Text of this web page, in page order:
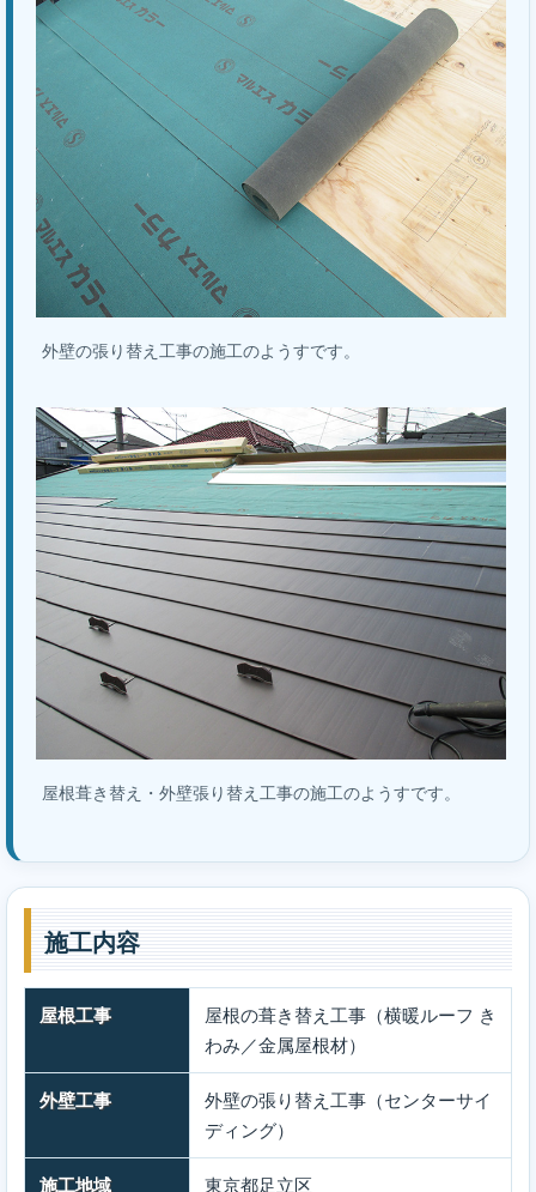
外壁の張り替え工事の施工のようすです。
屋根葺き替え・外壁張り替え工事の施工のようすです。
施工内容
屋根工事
屋根の葺き替え工事（横暖ルーフ き
わみ／金属屋根材）
外壁工事
外壁の張り替え工事（センターサイ
ディング）
施工地域 東京都足立区